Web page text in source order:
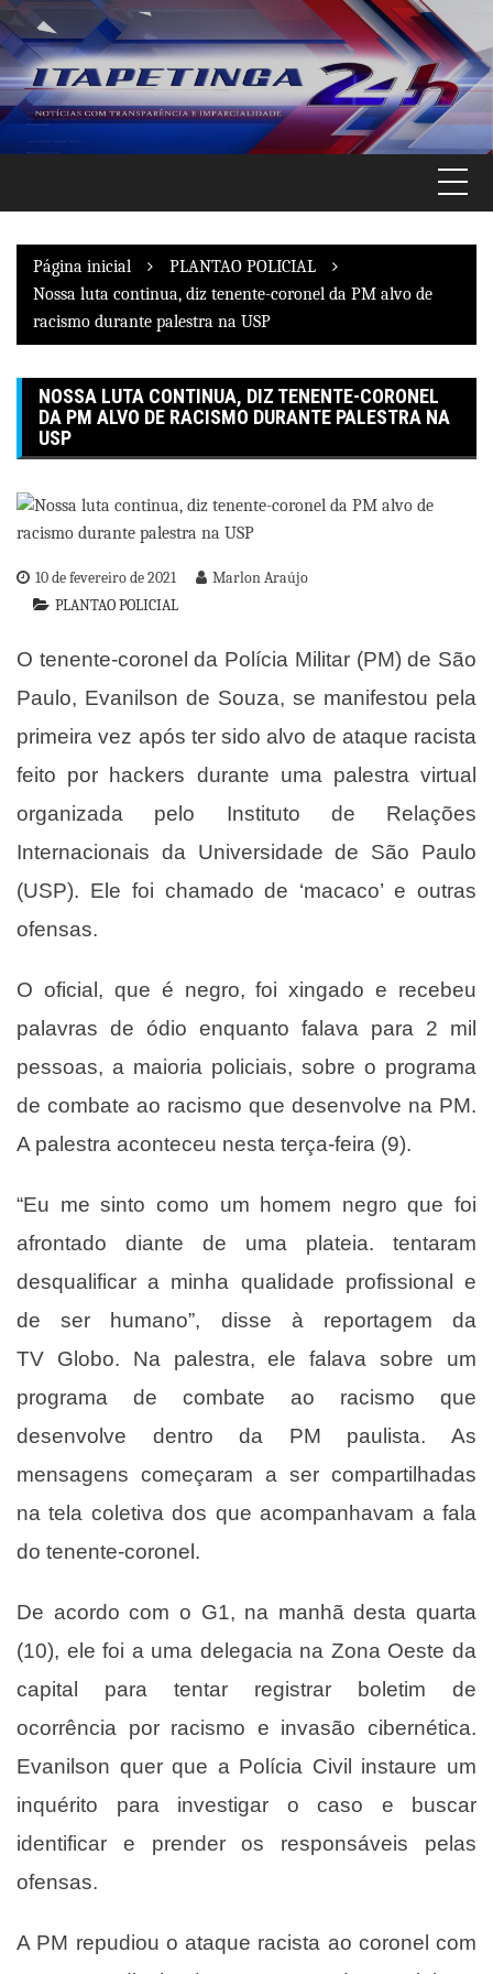
Pular
para
o
conteúdo
Página inicial
PLANTAO POLICIAL
Nossa luta continua, diz tenente-coronel da PM alvo de
racismo durante palestra na USP
NOSSA LUTA CONTINUA, DIZ TENENTE-CORONEL
DA PM ALVO DE RACISMO DURANTE PALESTRA NA
USP
10 de fevereiro de 2021
Marlon Araújo
PLANTAO POLICIAL
O tenente-coronel da Polícia Militar (PM) de São
Paulo, Evanilson de Souza, se manifestou pela
primeira vez após ter sido alvo de ataque racista
feito por hackers durante uma palestra virtual
organizada pelo Instituto de Relações
Internacionais da Universidade de São Paulo
(USP). Ele foi chamado de ‘macaco’ e outras
ofensas.
O oficial, que é negro, foi xingado e recebeu
palavras de ódio enquanto falava para 2 mil
pessoas, a maioria policiais, sobre o programa
de combate ao racismo que desenvolve na PM.
A palestra aconteceu nesta terça-feira (9).
“Eu me sinto como um homem negro que foi
afrontado diante de uma plateia. tentaram
desqualificar a minha qualidade profissional e
de ser humano”, disse à reportagem da
TV Globo. Na palestra, ele falava sobre um
programa de combate ao racismo que
desenvolve dentro da PM paulista. As
mensagens começaram a ser compartilhadas
na tela coletiva dos que acompanhavam a fala
do tenente-coronel.
De acordo com o G1, na manhã desta quarta
(10), ele foi a uma delegacia na Zona Oeste da
capital para tentar registrar boletim de
ocorrência por racismo e invasão cibernética.
Evanilson quer que a Polícia Civil instaure um
inquérito para investigar o caso e buscar
identificar e prender os responsáveis pelas
ofensas.
A PM repudiou o ataque racista ao coronel com